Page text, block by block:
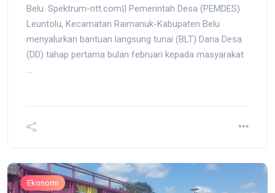
Belu. Spektrum-ntt.com|| Pemerintah Desa (PEMDES)
Leuntolu, Kecamatan Raimanuk-Kabupaten Belu
menyalurkan bantuan langsung tunai (BLT) Dana Desa
(DD) tahap pertama bulan februari kepada masyarakat
...
Ekonomi